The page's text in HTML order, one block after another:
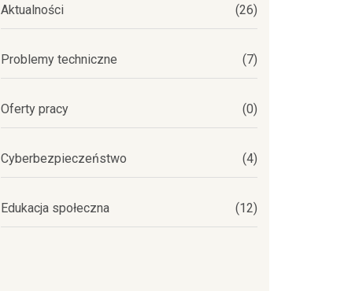
Aktualności (26)
Problemy techniczne (7)
Oferty pracy (0)
Cyberbezpieczeństwo (4)
Edukacja społeczna (12)